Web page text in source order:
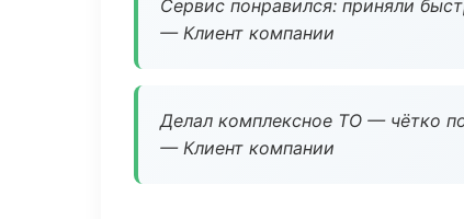
Сервис понравился: приняли
— Клиент компании
Делал комплексное ТО — чётко
— Клиент компании